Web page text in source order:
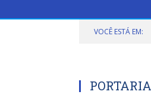
VOCÊ ESTÁ EM: